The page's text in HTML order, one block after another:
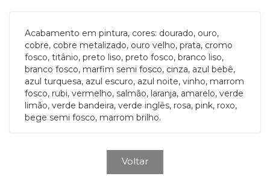
Acabamento em pintura, cores: dourado, ouro,
cobre, cobre metalizado, ouro velho, prata, cromo
fosco, titânio, preto liso, preto fosco, branco liso,
branco fosco, marfim semi fosco, cinza, azul bebê,
azul turquesa, azul escuro, azul noite, vinho, marrom
fosco, rubi, vermelho, salmão, laranja, amarelo, verde
limão, verde bandeira, verde inglês, rosa, pink, roxo,
bege semi fosco, marrom brilho.
Voltar